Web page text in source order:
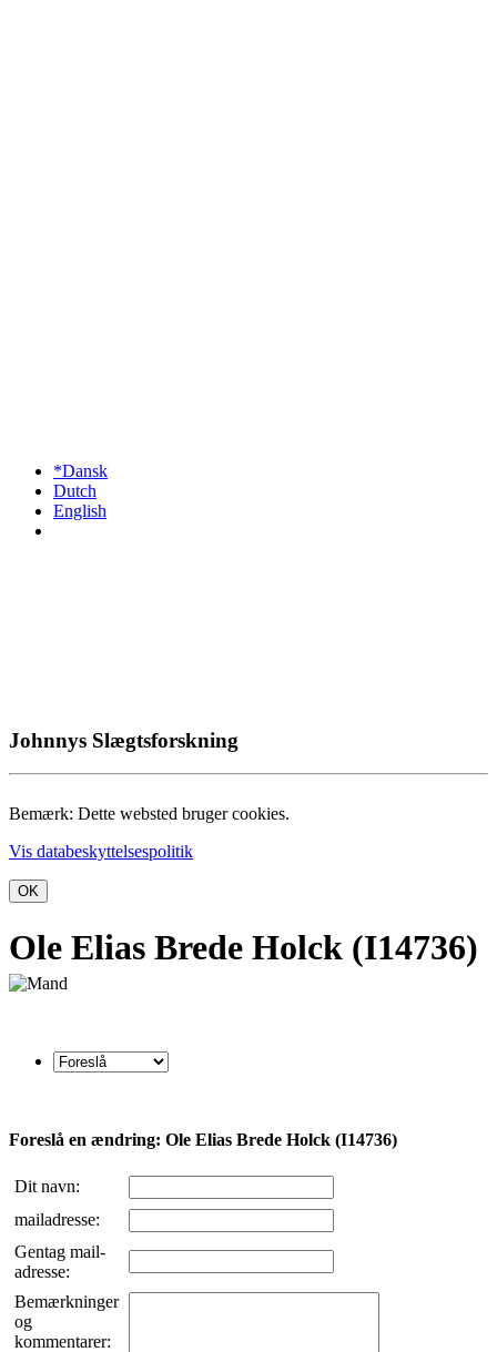
*Dansk
Dutch
English
Johnnys Slægtsforskning
Bemærk: Dette websted bruger cookies.
Vis databeskyttelsespolitik
OK
Ole Elias Brede Holck (I14736)
Foreslå en ændring: Ole Elias Brede Holck (I14736)
Dit navn:
mailadresse:
Gentag mail-
adresse:
Bemærkninger
og
kommentarer: